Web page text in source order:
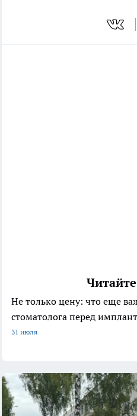
Не только цену: что еще
стоматолога перед
31 июля